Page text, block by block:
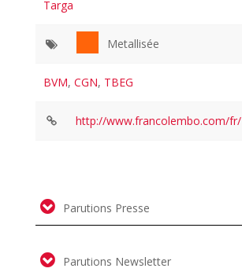
Targa
Metallisée
BVM,CGN, TBEG
http://www.francolembo.com/fr/
Parutions Presse
Parutions Newsletter